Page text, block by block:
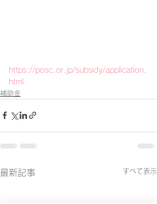
https://posc.or.jp/subsidy/application.
html
補助金
最新記事 すべて表示